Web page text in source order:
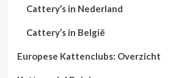
Cattery’s in Nederland
Cattery’s in België
Europese Kattenclubs: Overzicht